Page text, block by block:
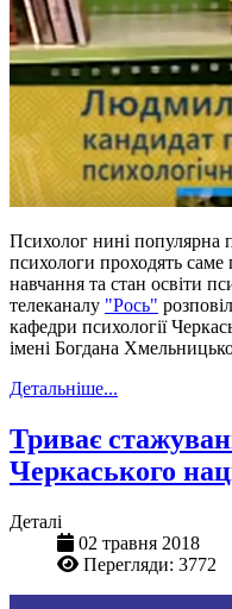
Психолог нині популярна
психологи проходять саме
навчання та стан освіти
телеканалу "Рось"
кафедри психології
імені Богдана
Детальніше...
Триває
Черкаського
Деталі
02 травня 2018
Перегляди: 3772